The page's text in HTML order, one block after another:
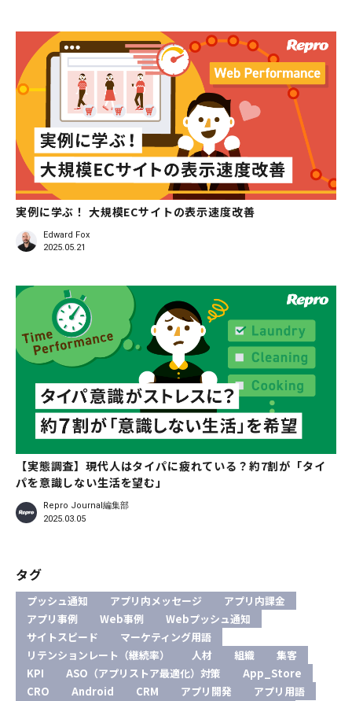
実例に学ぶ！ 大規模ECサイトの表示速度改善
Edward Fox
2025.05.21
【実態調査】現代人はタイパに疲れている？約7割が「タイ
パを意識しない生活を望む」
Repro Journal編集部
2025.03.05
タグ
プッシュ通知 アプリ内メッセージ
アプリ内課金
アプリ事例
Web事例
Webプッシュ通知
サイトスピード
マーケティング用語
リテンションレート（継続率）
人材 組織
集客
KPI
ASO（アプリストア最適化）対策
App_Store
CRO
Android CRM アプリ開発
アプリ用語